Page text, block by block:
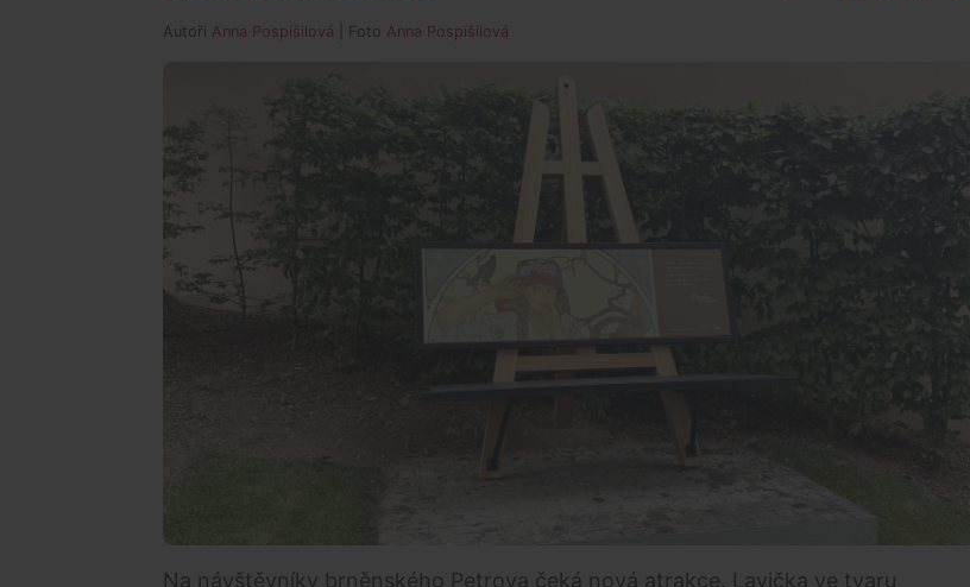
Autoři Anna Pospíšilová | Foto Anna Pospíšilová
Na návštěvníky brněnského Petrova čeká nová atrakce. Lavička ve tvaru